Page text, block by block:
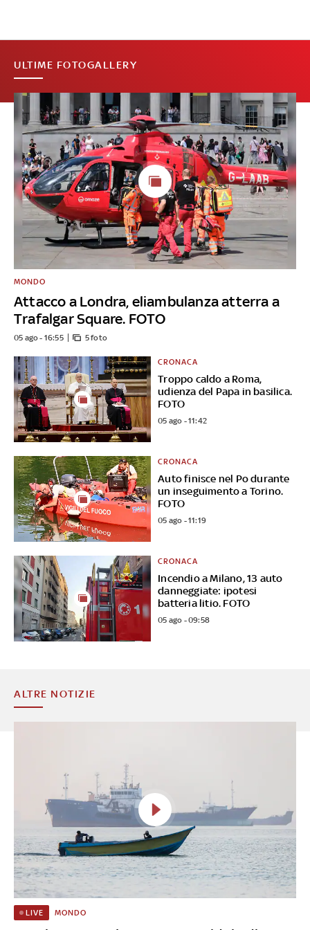
ULTIME FOTOGALLERY
Attacco a Londra, eliambulanza atterra a
Trafalgar Square. FOTO
MONDO
05 ago - 16:55 5 foto
Troppo caldo a Roma,
udienza del Papa in basilica.
FOTO
CRONACA
05 ago - 11:42
Auto finisce nel Po durante
un inseguimento a Torino.
FOTO
CRONACA
05 ago - 11:19
Incendio a Milano, 13 auto
danneggiate: ipotesi
batteria litio. FOTO
CRONACA
05 ago - 09:58
ALTRE NOTIZIE
LIVE MONDO